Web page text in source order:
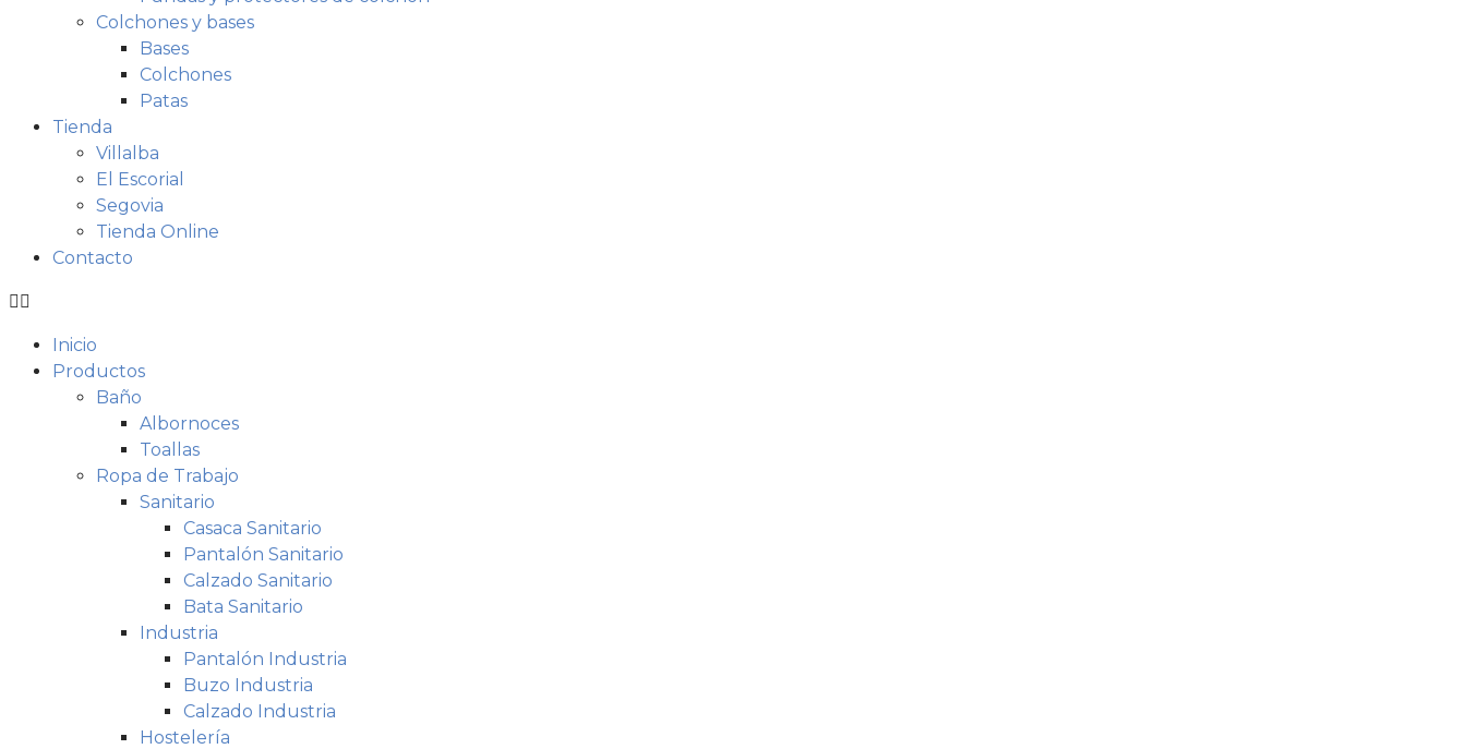
Colchones y bases
Bases
Colchones
Patas
Tienda
Villalba
El Escorial
Segovia
Tienda Online
Contacto
Inicio
Productos
Baño
Albornoces
Toallas
Ropa de Trabajo
Sanitario
Casaca Sanitario
Pantalón Sanitario
Calzado Sanitario
Bata Sanitario
Industria
Pantalón Industria
Buzo Industria
Calzado Industria
Hostelería